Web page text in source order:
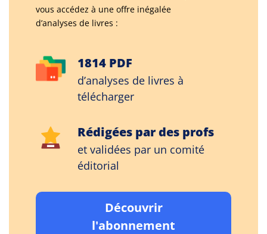
vous accédez à une offre inégalée
d’analyses de livres :
1814 PDF
d’analyses de livres à
télécharger
Rédigées par des profs
et validées par un comité
éditorial
Découvrir
l'abonnement